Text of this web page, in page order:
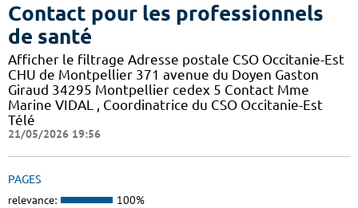
Contact pour les professionnels
de santé
Afficher le filtrage Adresse postale CSO Occitanie-Est
CHU de Montpellier 371 avenue du Doyen Gaston
Giraud 34295 Montpellier cedex 5 Contact Mme
Marine VIDAL , Coordinatrice du CSO Occitanie-Est
Télé
21/05/2026 19:56
PAGES
relevance: 100%